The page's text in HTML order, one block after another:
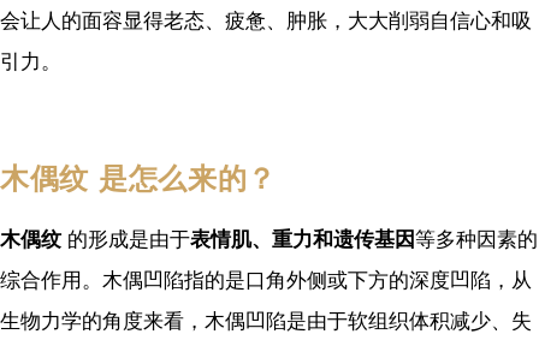
会让人的面容显得老态、疲惫、肿胀，大大削弱自信心和吸
引力。
木偶纹 是怎么来的？
木偶纹 的形成是由于表情肌、重力和遗传基因等多种因素的
综合作用。木偶凹陷指的是口角外侧或下方的深度凹陷，从
生物力学的角度来看，木偶凹陷是由于软组织体积减少、失